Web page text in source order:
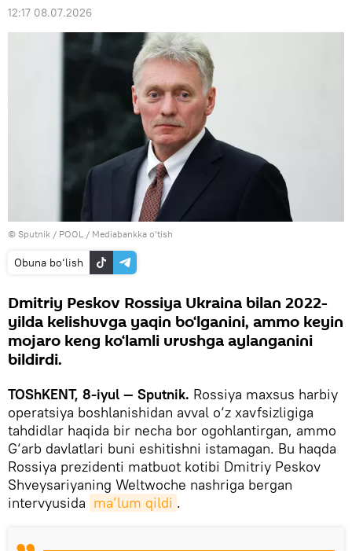
12:17 08.07.2026
© Sputnik / POOL / Mediabankka o‘tish
Obuna bo‘lish
Dmitriy Peskov Rossiya Ukraina bilan 2022-
yilda kelishuvga yaqin bo‘lganini, ammo keyin
mojaro keng ko‘lamli urushga aylanganini
bildirdi.
TOShKENT, 8-iyul — Sputnik. Rossiya maxsus harbiy
operatsiya boshlanishidan avval o‘z xavfsizligiga
tahdidlar haqida bir necha bor ogohlantirgan, ammo
G‘arb davlatlari buni eshitishni istamagan. Bu haqda
Rossiya prezidenti matbuot kotibi Dmitriy Peskov
Shveysariyaning Weltwoche nashriga bergan
intervyusida ma’lum qildi .